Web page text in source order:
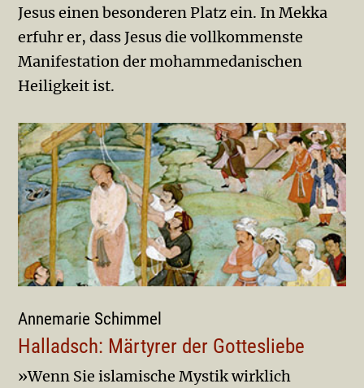
Jesus einen besonderen Platz ein. In Mekka
erfuhr er, dass Jesus die vollkommenste
Manifestation der mohammedanischen
Heiligkeit ist.
Annemarie Schimmel
Halladsch: Märtyrer der Gottesliebe
»Wenn Sie islamische Mystik wirklich